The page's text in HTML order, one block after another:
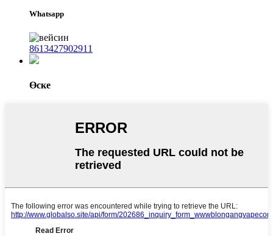
Whatsapp
8613427902911
Өске